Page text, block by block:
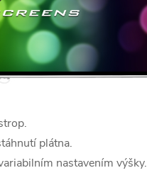
plátna.
nastavením výšky.